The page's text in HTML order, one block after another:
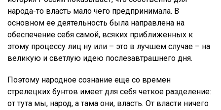
народа-то власть мало чего предпринимала. В
основном ее деятельность была направлена на
обеспечение себя самой, всяких приближенных к
этому процессу лиц ну или – это в лучшем случае – на
великую и светлую идею послезавтрашнего дня.
Поэтому народное сознание еще со времен
стрелецких бунтов имеет для себя четкое разделение:
от тута мы, народ, а тама они, власть. От власти ничего